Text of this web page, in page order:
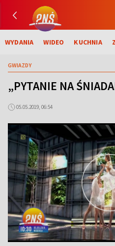
WYDANIA WIDEO KUCHNIA
GWIAZDY
„PYTANIE NA
05.05.2019, 06:54